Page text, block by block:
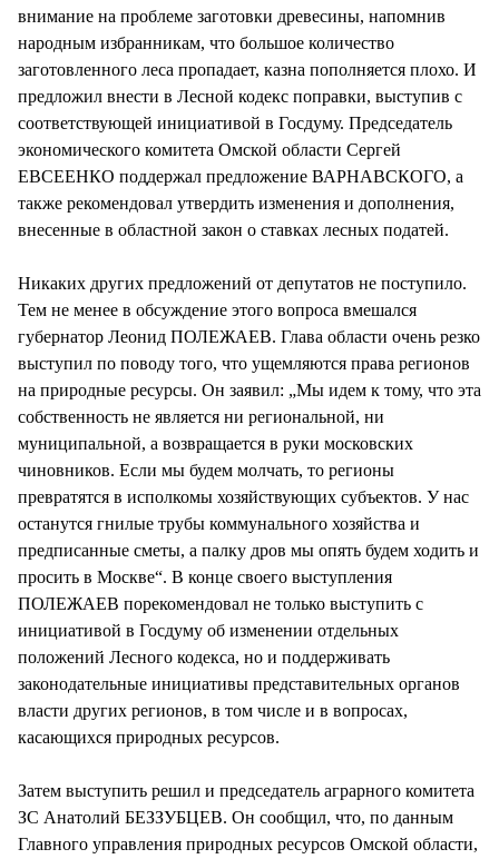
внимание на проблеме заготовки древесины, напомнив
народным избранникам, что большое количество
заготовленного леса пропадает, казна пополняется плохо. И
предложил внести в Лесной кодекс поправки, выступив с
соответствующей инициативой в Госдуму. Председатель
экономического комитета Омской области Сергей
ЕВСЕЕНКО поддержал предложение ВАРНАВСКОГО, а
также рекомендовал утвердить изменения и дополнения,
внесенные в областной закон о ставках лесных податей.
Никаких других предложений от депутатов не поступило.
Тем не менее в обсуждение этого вопроса вмешался
губернатор Леонид ПОЛЕЖАЕВ. Глава области очень резко
выступил по поводу того, что ущемляются права регионов
на природные ресурсы. Он заявил: „Мы идем к тому, что эта
собственность не является ни региональной, ни
муниципальной, а возвращается в руки московских
чиновников. Если мы будем молчать, то регионы
превратятся в исполкомы хозяйствующих субъектов. У нас
останутся гнилые трубы коммунального хозяйства и
предписанные сметы, а палку дров мы опять будем ходить и
просить в Москве“. В конце своего выступления
ПОЛЕЖАЕВ порекомендовал не только выступить с
инициативой в Госдуму об изменении отдельных
положений Лесного кодекса, но и поддерживать
законодательные инициативы представительных органов
власти других регионов, в том числе и в вопросах,
касающихся природных ресурсов.
Затем выступить решил и председатель аграрного комитета
ЗС Анатолий БЕЗЗУБЦЕВ. Он сообщил, что, по данным
Главного управления природных ресурсов Омской области,